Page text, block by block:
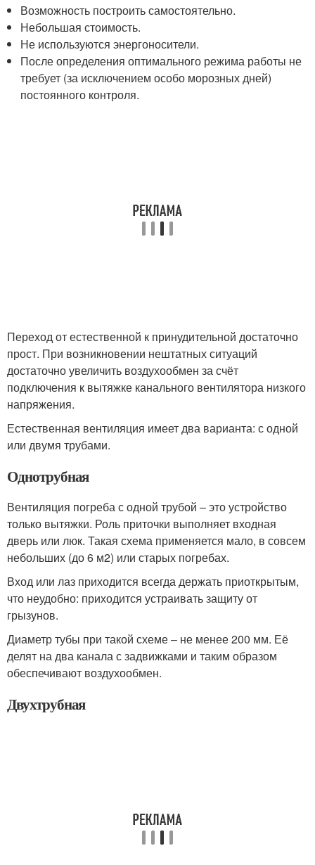
Возможность построить самостоятельно.
Небольшая стоимость.
Не используются энергоносители.
После определения оптимального режима работы не
требует (за исключением особо морозных дней)
постоянного контроля.
Переход от естественной к принудительной достаточно
прост. При возникновении нештатных ситуаций
достаточно увеличить воздухообмен за счёт
подключения к вытяжке канального вентилятора низкого
напряжения.
Естественная вентиляция имеет два варианта: с одной
или двумя трубами.
Однотрубная
Вентиляция погреба с одной трубой – это устройство
только вытяжки. Роль приточки выполняет входная
дверь или люк. Такая схема применяется мало, в совсем
небольших (до 6 м2) или старых погребах.
Вход или лаз приходится всегда держать приоткрытым,
что неудобно: приходится устраивать защиту от
грызунов.
Диаметр тубы при такой схеме – не менее 200 мм. Её
делят на два канала с задвижками и таким образом
обеспечивают воздухообмен.
Двухтрубная